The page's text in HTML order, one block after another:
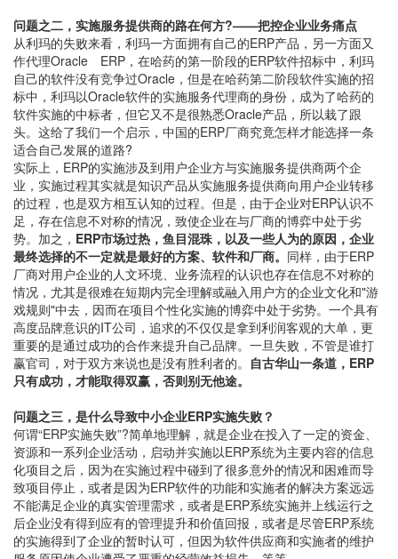
问题之二，实施服务提供商的路在何方?——把控企业业务痛点
从利玛的失败来看，利玛一方面拥有自己的ERP产品，另一方面又
作代理Oracle ERP，在哈药的第一阶段的ERP软件招标中，利玛
自己的软件没有竞争过Oracle，但是在哈药第二阶段软件实施的招
标中，利玛以Oracle软件的实施服务代理商的身份，成为了哈药的
软件实施的中标者，但它又不是很熟悉Oracle产品，所以栽了跟
头。这给了我们一个启示，中国的ERP厂商究竟怎样才能选择一条
适合自己发展的道路?
实际上，ERP的实施涉及到用户企业方与实施服务提供商两个企
业，实施过程其实就是知识产品从实施服务提供商向用户企业转移
的过程，也是双方相互认知的过程。但是，由于企业对ERP认识不
足，存在信息不对称的情况，致使企业在与厂商的博弈中处于劣
势。加之， ERP市场过热，鱼目混珠，以及一些人为的原因，企业
最终选择的不一定就是最好的方案、软件和厂商。 同样，由于ERP
厂商对用户企业的人文环境、业务流程的认识也存在信息不对称的
情况，尤其是很难在短期内完全理解或融入用户方的企业文化和"游
戏规则"中去，因而在项目个性化实施的博弈中处于劣势。一个具有
高度品牌意识的IT公司，追求的不仅仅是拿到利润客观的大单，更
重要的是通过成功的合作来提升自己品牌。一旦失败，不管是谁打
赢官司，对于双方来说也是没有胜利者的。 自古华山一条道，ERP
只有成功，才能取得双赢，否则别无他途。
问题之三， 是什么导致中小企业ERP实施失败？
何谓“ERP实施失败”?简单地理解，就是企业在投入了一定的资金、
资源和一系列企业活动，启动并实施以ERP系统为主要内容的信息
化项目之后，因为在实施过程中碰到了很多意外的情况和困难而导
致项目停止，或者是因为ERP软件的功能和实施者的解决方案远远
不能满足企业的真实管理需求，或者是ERP系统实施并上线运行之
后企业没有得到应有的管理提升和价值回报，或者是尽管ERP系统
的实施得到了企业的暂时认可，但因为软件供应商和实施者的维护